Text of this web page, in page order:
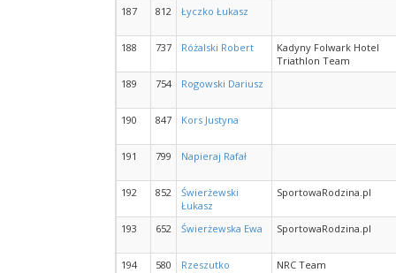
187 812 Łyczko Łukasz
188 737 Różalski Robert
Kadyny Folwark Hotel
Triathlon Team
189
754 Rogowski Dariusz
190 847 Kors Justyna
191 799 Napieraj Rafał
192 852
Świerżewski
Łukasz
SportowaRodzina.pl
193 652 Świerżewska Ewa SportowaRodzina.pl
194 580
Rzeszutko
NRC Team